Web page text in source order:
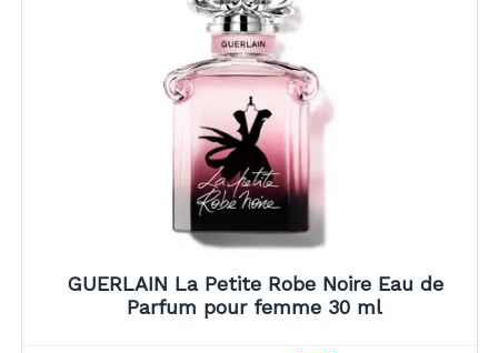
GUERLAIN La Petite Robe Noire Eau de
Parfum pour femme 30 ml